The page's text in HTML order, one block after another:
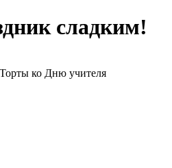
сладким!
ко Дню учителя